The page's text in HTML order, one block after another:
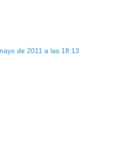
de 2011 a las 18:13